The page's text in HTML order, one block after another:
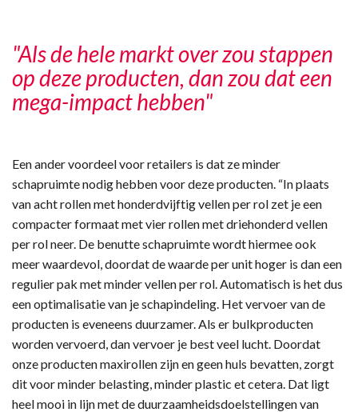
"Als de hele markt over zou stappen
op deze producten, dan zou dat een
mega-impact hebben"
Een ander voordeel voor retailers is dat ze minder
schapruimte nodig hebben voor deze producten. “In plaats
van acht rollen met honderdvijftig vellen per rol zet je een
compacter formaat met vier rollen met driehonderd vellen
per rol neer. De benutte schapruimte wordt hiermee ook
meer waardevol, doordat de waarde per unit hoger is dan een
regulier pak met minder vellen per rol. Automatisch is het dus
een optimalisatie van je schapindeling. Het vervoer van de
producten is eveneens duurzamer. Als er bulkproducten
worden vervoerd, dan vervoer je best veel lucht. Doordat
onze producten maxirollen zijn en geen huls bevatten, zorgt
dit voor minder belasting, minder plastic et cetera. Dat ligt
heel mooi in lijn met de duurzaamheidsdoelstellingen van